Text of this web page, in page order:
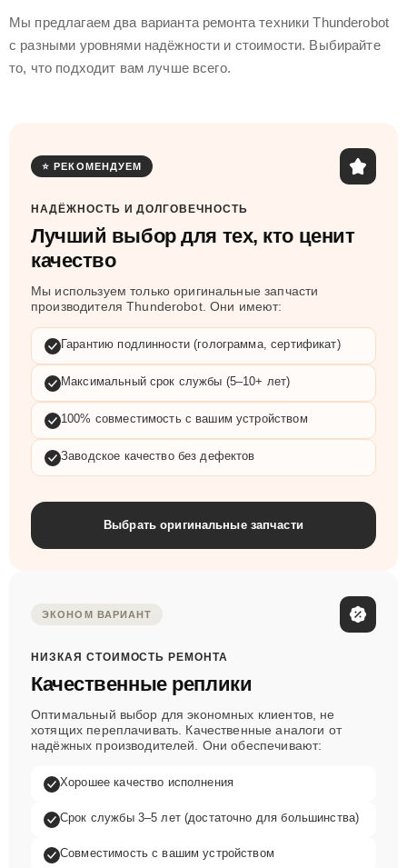
Мы предлагаем два варианта ремонта техники Thunderobot
с разными уровнями надёжности и стоимости. Выбирайте
то, что подходит вам лучше всего.
⭐ РЕКОМЕНДУЕМ
НАДЁЖНОСТЬ И ДОЛГОВЕЧНОСТЬ
Лучший выбор для тех, кто ценит
качество
Мы используем только оригинальные запчасти
производителя Thunderobot. Они имеют:
Гарантию подлинности (голограмма, сертификат)
Максимальный срок службы (5–10+ лет)
100% совместимость с вашим устройством
Заводское качество без дефектов
Выбрать оригинальные запчасти
ЭКОНОМ ВАРИАНТ
НИЗКАЯ СТОИМОСТЬ РЕМОНТА
Качественные реплики
Оптимальный выбор для экономных клиентов, не
хотящих переплачивать. Качественные аналоги от
надёжных производителей. Они обеспечивают:
Хорошее качество исполнения
Срок службы 3–5 лет (достаточно для большинства)
Совместимость с вашим устройством